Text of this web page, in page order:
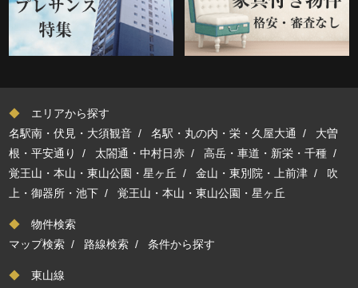
◆ エリアから探す
名駅南・伏見・大須観音 /名駅・丸の内・栄・久屋大通 / 大曽
根・平安通り
/ 太閤通・中村日赤 /高岳・車道・新栄・千種 /
覚王山・本山・東山公園・星ヶ丘 /金山・東別院・上前津 / 吹
上・御器所・池下 /覚王山・本山・東山公園・星ヶ丘
◆ 物件検索
マップ検索 / 路線検索 /条件から探す
◆ 東山線